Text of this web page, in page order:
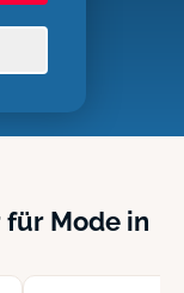
Mode in